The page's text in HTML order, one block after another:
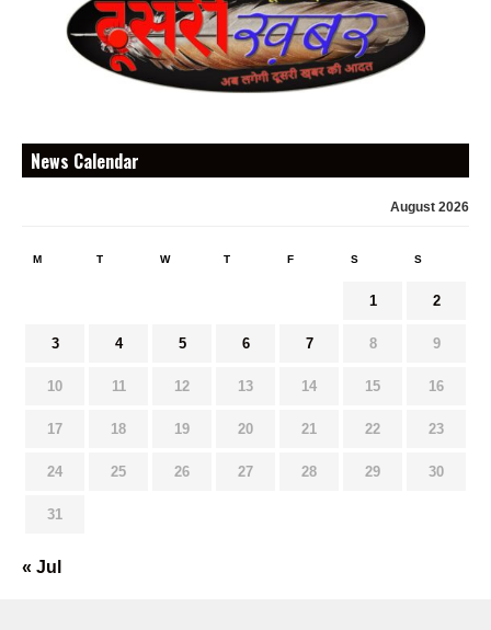
News Calendar
August 2026
M T W T F S S
1 2
3 4 5 6 7 8 9
10 11 12 13 14 15 16
17 18 19 20 21 22 23
24 25 26 27 28 29 30
31
« Jul